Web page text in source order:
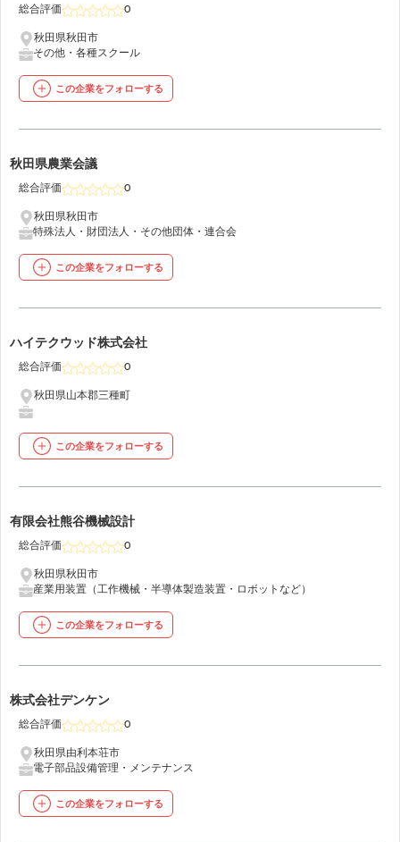
総合評価 0
秋田県秋田市
その他・各種スクール
この企業をフォローする
29
秋田県農業会議
総合評価 0
秋田県秋田市
特殊法人・財団法人・その他団体・連合会
この企業をフォローする
30
ハイテクウッド株式会社
総合評価 0
秋田県山本郡三種町
この企業をフォローする
31有限会社熊谷機械設計
総合評価 0
秋田県秋田市
産業用装置（工作機械・半導体製造装置・ロボットなど）
この企業をフォローする
32
株式会社デンケン
総合評価 0
秋田県由利本荘市
電子部品設備管理・メンテナンス
この企業をフォローする